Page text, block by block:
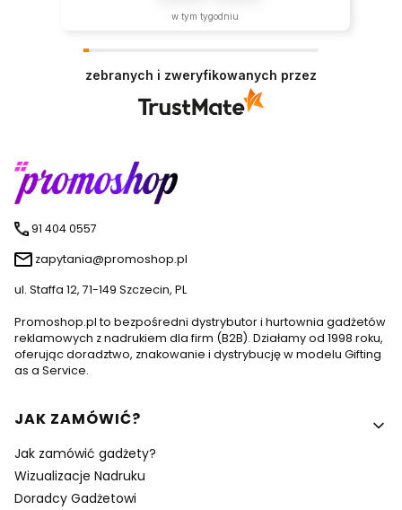
w tym tygodniu
zebranych i zweryfikowanych przez
91 404 0557
zapytania@promoshop.pl
ul. Staffa 12, 71-149 Szczecin, PL
Promoshop.pl to bezpośredni dystrybutor i hurtownia gadżetów
reklamowych z nadrukiem dla firm (B2B). Działamy od 1998 roku,
oferując doradztwo, znakowanie i dystrybucję w modelu Gifting
as a Service.
Linki w stopce
JAK ZAMÓWIĆ?
Jak zamówić gadżety?
Wizualizacje Nadruku
Doradcy Gadżetowi